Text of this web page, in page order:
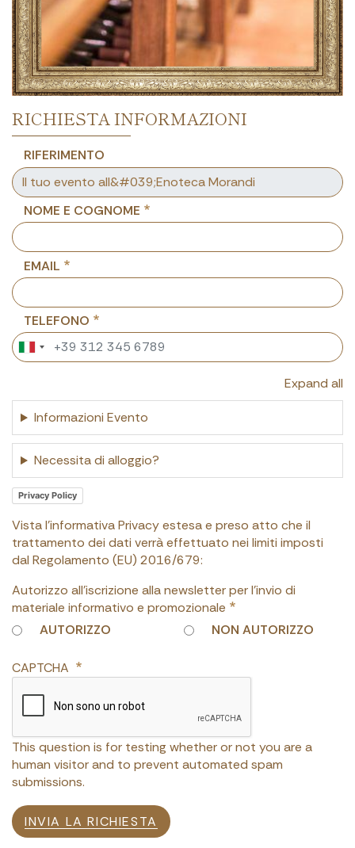
RICHIESTA INFORMAZIONI
RIFERIMENTO
NOME E COGNOME
EMAIL
TELEFONO
Expand all
Informazioni Evento
Necessita di alloggio?
Privacy Policy
Vista l'informativa Privacy estesa e preso atto che il
trattamento dei dati verrà effettuato nei limiti imposti
dal Regolamento (EU) 2016/679:
Autorizzo all'iscrizione alla newsletter per l'invio di
materiale informativo e promozionale
AUTORIZZO
NON AUTORIZZO
CAPTCHA
This question is for testing whether or not you are a
human visitor and to prevent automated spam
submissions.
INVIA LA RICHIESTA